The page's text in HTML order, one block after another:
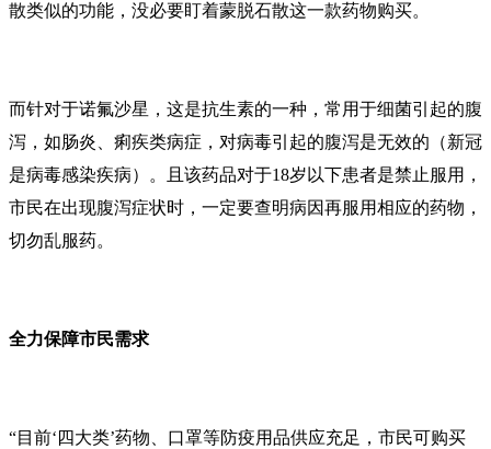
散类似的功能，没必要盯着蒙脱石散这一款药物购买。
而针对于诺氟沙星，这是抗生素的一种，常用于细菌引起的腹
泻，如肠炎、痢疾类病症，对病毒引起的腹泻是无效的（新冠
是病毒感染疾病）。且该药品对于18岁以下患者是禁止服用，
市民在出现腹泻症状时，一定要查明病因再服用相应的药物，
切勿乱服药。
全力保障市民需求
“目前‘四大类’药物、口罩等防疫用品供应充足，市民可购买